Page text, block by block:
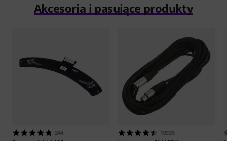
Akcesoria i pasujące produkty
244 10335